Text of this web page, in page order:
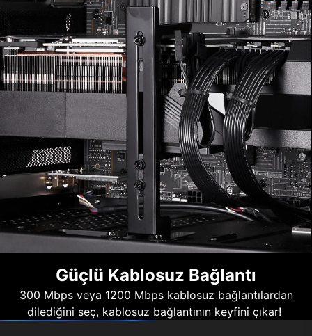
Güçlü Kablosuz Bağlantı
300 Mbps veya 1200 Mbps kablosuz bağlantılardan
dilediğini seç, kablosuz bağlantının keyfini çıkar!